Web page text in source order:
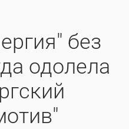
без
одолела